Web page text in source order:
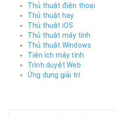
Thủ thuật điện thoại
Thủ thuật hay
Thủ thuật iOS
Thủ thuật máy tính
Thủ thuật Windows
Tiện ích máy tính
Trình duyệt Web
Ứng dụng giải trí